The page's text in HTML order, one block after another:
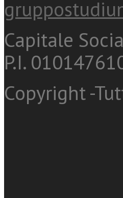
Capitale
P.I.
Copyright -